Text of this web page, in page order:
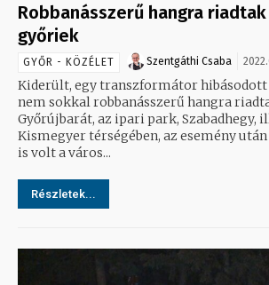
Robbanásszerű hangra
győriek
GYŐR - KÖZÉLET Szentgáthi Csaba
Kiderült, egy transzformátor hibásodott meg.
nem sokkal robbanásszerű hangra
Győrújbarát, az ipari park, Szabadhegy,
Kismegyer térségében, az esemény
is volt a város...
Részletek...